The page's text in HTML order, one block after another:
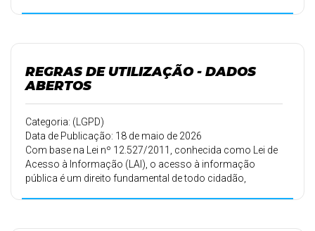
REGRAS DE UTILIZAÇÃO - DADOS
ABERTOS
Categoria: (LGPD)
Data de Publicação: 18 de maio de 2026
Com base na Lei nº 12.527/2011, conhecida como Lei de
Acesso à Informação (LAI), o acesso à informação
pública é um direito fundamental de todo cidadão,